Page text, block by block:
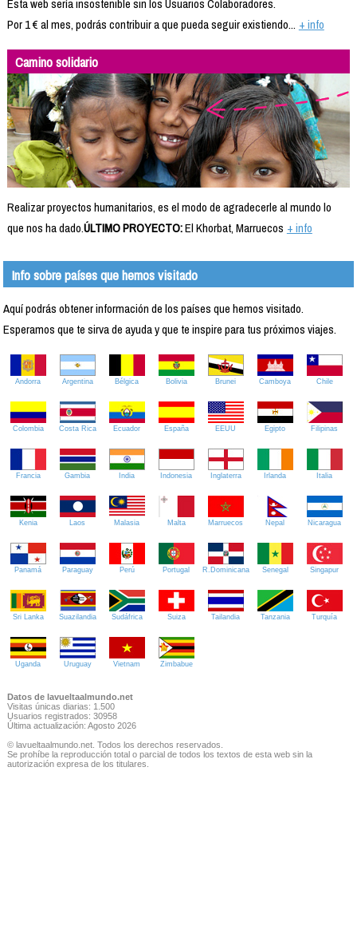
Por 1 € al mes, podrás contribuir a que pueda seguir existiendo... + info
Camino solidario
Realizar proyectos humanitarios, es el modo de agradecerle al mundo lo
que nos ha dado.ÚLTIMO PROYECTO:El Khorbat, Marruecos + info
Info sobre países que hemos visitado
Aquí podrás obtener información de los países que hemos visitado.
Esperamos que te sirva de ayuda y que te inspire para tus próximos viajes.
Andorra Argentina Bélgica Bolivia Brunei Camboya Chile
Colombia Costa Rica Ecuador España EEUU Egipto Filipinas
Francia Gambia India Indonesia Inglaterra Irlanda Italia
Kenia Laos Malasia Malta Marruecos Nepal Nicaragua
Panamá Paraguay Perú Portugal R.Dominicana Senegal Singapur
Sri Lanka Suazilandia Sudáfrica Suiza Tailandia Tanzania Turquía
Uganda Uruguay Vietnam Zimbabue
Datos de lavueltaalmundo.net
Visitas únicas diarias: 1.500
Usuarios registrados: 30958
Última actualización: Agosto 2026
© lavueltaalmundo.net. Todos los derechos reservados.
Se prohíbe la reproducción total o parcial de todos los textos de esta web sin la
autorización expresa de los titulares.